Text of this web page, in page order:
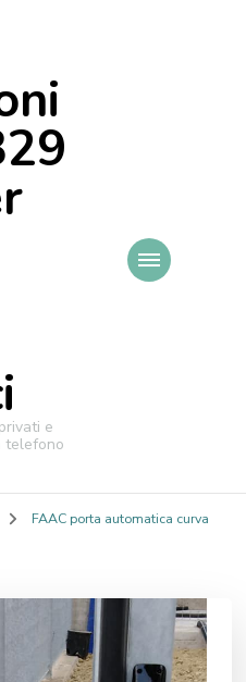
e
telefono
FAAC porta automatica curva